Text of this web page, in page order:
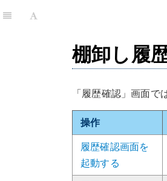
棚卸し履
「履歴確認」画面で
操作
履歴確認画面を
起動する